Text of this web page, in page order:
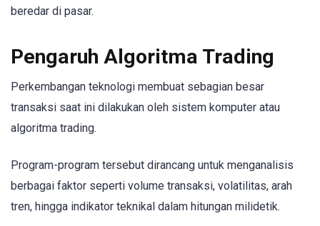
beredar di pasar.
Pengaruh Algoritma Trading
Perkembangan teknologi membuat sebagian besar
transaksi saat ini dilakukan oleh sistem komputer atau
algoritma trading.
Program-program tersebut dirancang untuk menganalisis
berbagai faktor seperti volume transaksi, volatilitas, arah
tren, hingga indikator teknikal dalam hitungan milidetik.